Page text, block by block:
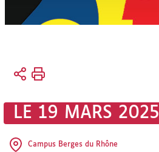
Vous
Accueil
Archives
LE 19 MARS 2025
Campus Berges du Rhône